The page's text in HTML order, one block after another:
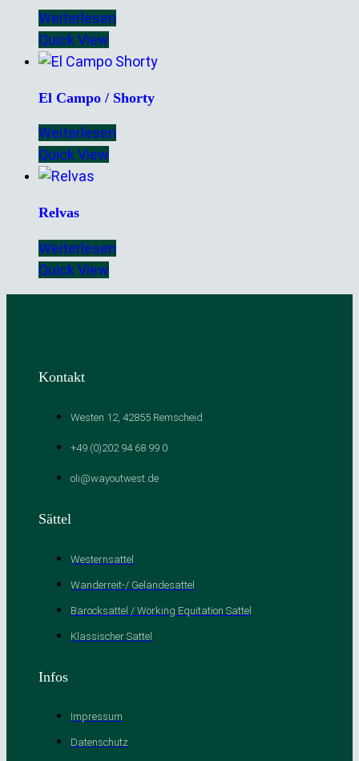
Weiterlesen
Quick View
El Campo / Shorty
Weiterlesen
Quick View
Relvas
Weiterlesen
Quick View
Kontakt
Westen 12, 42855 Remscheid
+49 (0)202 94 68 99 0
oli@wayoutwest.de
Sättel
Westernsattel
Wanderreit-/ Geländesattel
Barocksattel / Working Equitation Sattel
Klassischer Sattel
Infos
Impressum
Datenschutz